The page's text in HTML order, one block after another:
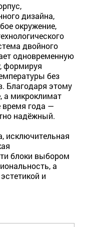
дизайна,
окружение,
двойного
одновременную
формируя
без
Благодаря этому
а микроклимат
время года —
надёжный.
исключительная
блоки выбором
а
и